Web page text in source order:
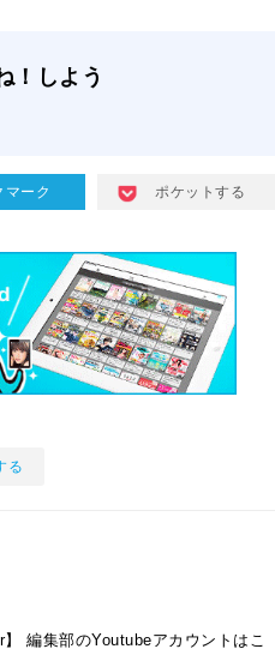
！しよう
マーク ポケットする
る
編集部のYoutubeアカウントはこ